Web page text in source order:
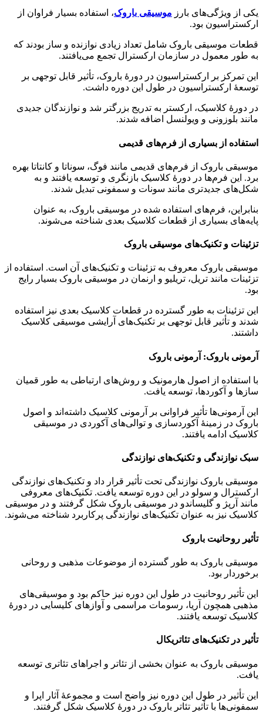
یکی از ویژگی‌های بارز موسیقی باروک، استفاده بسیار فراوان از
ارکستراسیون بود.
قطعات موسیقی باروک شامل تعداد زیادی نوازنده و ساز بودند که
به طور معمول در سازمان ارکسترال تجمع می‌یافتند.
این تمرکز بر ارکستراسیون در دورهٔ باروک، تأثیر قابل توجهی بر
توسعهٔ ارکستراسیون در طول این دوره داشت.
در دورهٔ کلاسیک، ارکستر به تدریج بزرگتر شد و نوازندگان جدیدی
مانند بلوزونی و ویولنسل اضافه شدند.
استفاده از بسیاری از فرم‌های قدیمی
موسیقی باروک از فرم‌های قدیمی مانند فوگ، سوناتا و کانتاتا بهره
برد. این فرم‌ها در دورهٔ کلاسیک بازنگری و توسعه یافتند و به
شکل‌های جدیدتری مانند سونات و سمفونی تبدیل شدند.
بنابراین، فرم‌های استفاده شده در موسیقی باروک، به عنوان
پایه‌های بسیاری از قطعات کلاسیک بعدی شناخته می‌شوند.
تزئینات و تکنیک‌های موسیقی باروک
موسیقی باروک معروف به تزئینات و تکنیک‌های آن است. استفاده از
تزئینات مانند تریل، تریلیو و ارنمان در موسیقی باروک بسیار رایج
بود.
این تزئینات به طور گسترده در قطعات کلاسیک بعدی نیز استفاده
شدند و تأثیر قابل توجهی بر تکنیک‌های آرایشی موسیقی کلاسیک
داشتند.
آرمونی باروک: آرمونی باروک
با استفاده از اصول هارمونیک و روش‌های ارتباطی به طور قمیان
سازها و آکوردها، توسعه یافت.
این آرمونی‌ها تأثیر فراوانی بر آرمونی کلاسیک داشته‌اند و اصول
باروک در زمینهٔ آکوردسازی و توالی‌های آکوردی در موسیقی
کلاسیک ادامه یافتند.
سبک نوازندگی و تکنیک‌های نوازندگی
موسیقی باروک نوازندگی تحت تأثیر قرار داد و تکنیک‌های نوازندگی
ارکسترال و سولو در این دوره توسعه یافت. تکنیک‌های معروفی
مانند آرپژ و گلیساندو در موسیقی باروک شکل گرفتند و در موسیقی
کلاسیک نیز به عنوان تکنیک‌های نوازندگی پرکاربرد شناخته می‌شوند.
تأثیر روحانیت باروک
موسیقی باروک به طور گسترده از موضوعات مذهبی و روحانی
برخوردار بود.
این تأثیر روحانیت در طول این دوره نیز حاکم بود و موسیقی‌های
مذهبی همچون آریا، رسومات مراسمی و آوازهای کلیسایی در دورهٔ
کلاسیک توسعه یافتند.
تأثیر در تکنیک‌های تئاتریکال
موسیقی باروک به عنوان بخشی از تئاتر و اجراهای تئاتری توسعه
یافت.
این تأثیر در طول این دوره نیز واضح است و مجموعهٔ آثار اپرا و
سمفونی‌ها با تأثیر تئاتر باروک در دورهٔ کلاسیک شکل گرفتند.